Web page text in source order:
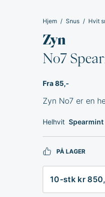
Hjem Snus Hvit
Zyn
No7
Fra 85,-
Zyn No7 er en
Helhvit Spearmint
PÅ LAGER